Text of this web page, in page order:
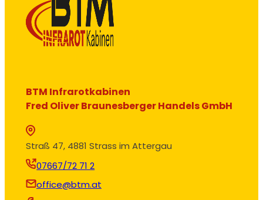
BTM Infrarotkabinen
Fred Oliver Braunesberger Handels GmbH
Straß 47, 4881 Strass im Attergau
07667/72 71 2
office@btm.at